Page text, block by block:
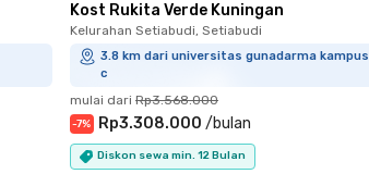
Kost Rukita Verde Kuningan
Kelurahan Setiabudi, Setiabudi
3.8 km dari universitas gunadarma kampus
c
mulai dari Rp3.568.000
-7% Rp3.308.000 /bulan
Diskon sewa min. 12 Bulan